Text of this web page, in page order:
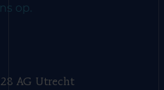
op.
AG Utrecht